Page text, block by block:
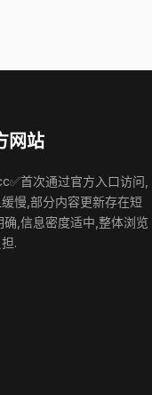
网站
首次通过官方入口访问,
慢,部分内容更新存在短
,信息密度适中,整体浏览
.